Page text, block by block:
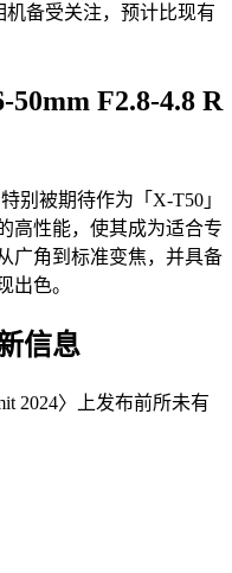
备受关注，预计比现有
F2.8-4.8 R
别被期待作为「X-T50」
高性能，使其成为适合专
广角到标准变焦，并具备
出色。
信息
2024〉上发布前所未有